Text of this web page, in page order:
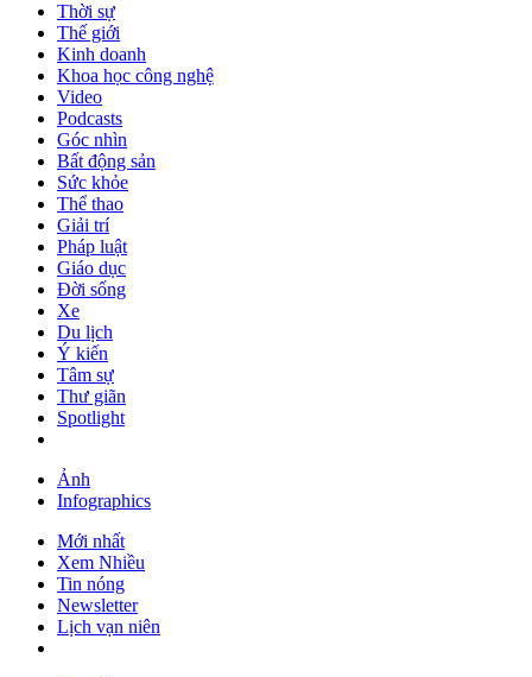
Thời sự
Thế giới
Kinh doanh
Khoa học công nghệ
Video
Podcasts
Góc nhìn
Bất động sản
Sức khỏe
Thể thao
Giải trí
Pháp luật
Giáo dục
Đời sống
Xe
Du lịch
Ý kiến
Tâm sự
Thư giãn
Spotlight
Ảnh
Infographics
Mới nhất
Xem Nhiều
Tin nóng
Newsletter
Lịch vạn niên